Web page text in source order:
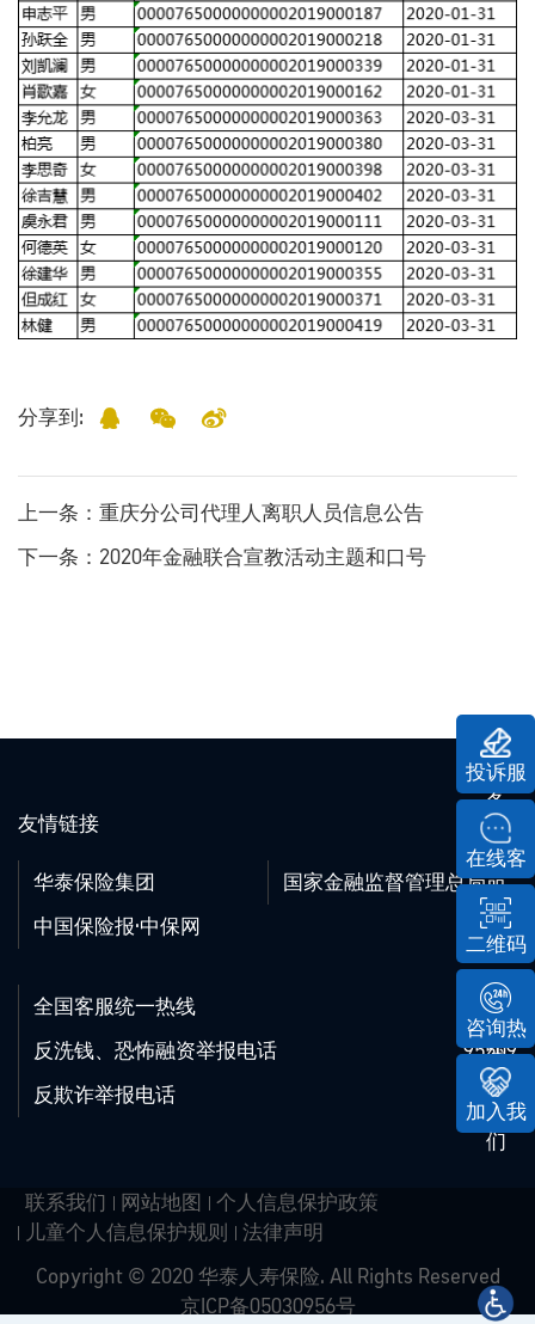
投诉服
务
在线客
服
二维码
咨询热
线
加入我
们
分享到:
上一条 ：重庆分公司代理人离职人员信息公告
下一条 ：2020年金融联合宣教活动主题和口号
友情链接
华泰保险集团
国家金融监督管理总局
中国保险报·中保网
全国客服统一热线
95509
反洗钱、恐怖融资举报电话
95509
反欺诈举报电话
95509
联系我们 网站地图
个人信息保护政策
儿童个人信息保护规则
法律声明
Copyright © 2020 华泰人寿保险. All Rights Reserved
京ICP备05030956号